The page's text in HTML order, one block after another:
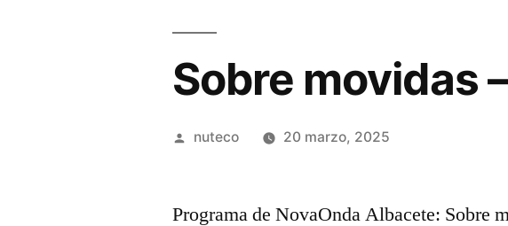
Sobre movidas
Publicada
nuteco 20 marzo, 2025
Programa de NovaOnda Albacete: Sobre